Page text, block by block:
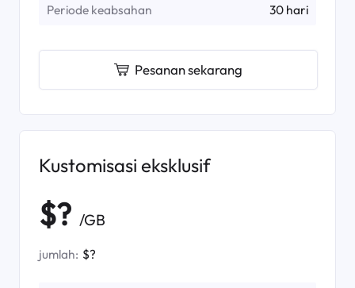
Periode keabsahan 30 hari
Pesanan sekarang
Kustomisasi eksklusif
$? /GB
jumlah: $?